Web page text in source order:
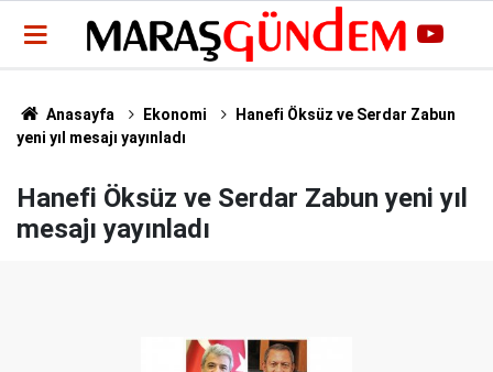
Anasayfa Ekonomi
Hanefi Öksüz ve Serdar Zabun
yeni yıl mesajı yayınladı
Hanefi Öksüz ve Serdar Zabun yeni yıl
mesajı yayınladı